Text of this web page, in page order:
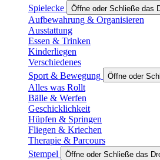
Spielecke
Öffne oder Schließe das
Aufbewahrung & Organisieren
Ausstattung
Essen & Trinken
Kinderliegen
Verschiedenes
Sport & Bewegung
Öffne oder
Alles was Rollt
Bälle & Werfen
Geschicklichkeit
Hüpfen & Springen
Fliegen & Kriechen
Therapie & Parcours
Stempel
Öffne oder Schließe das